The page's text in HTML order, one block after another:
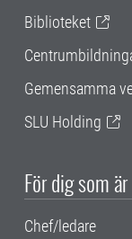
Biblioteket
Gemensamma
SLU Holding
För dig som är
Chef/ledare